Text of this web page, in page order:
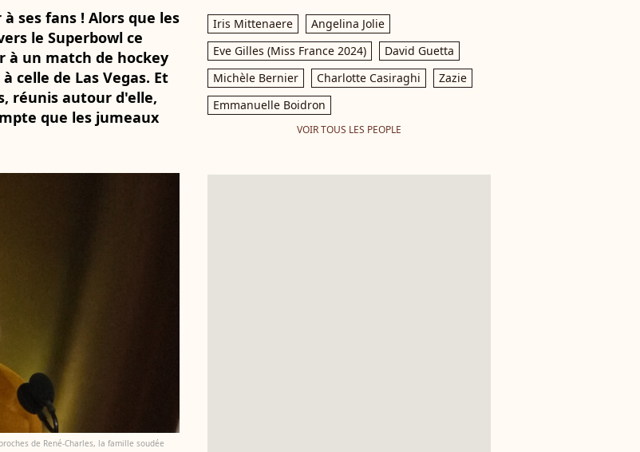
ses fans ! Alors que les
le Superbowl ce
à un match de hockey
celle de Las Vegas. Et
réunis autour d'elle,
que les jumeaux
de René-Charles, la famille soudée
Iris Mittenaere
Angelina Jolie
Eve Gilles (Miss France 2024)
David Guetta
Michèle Bernier
Charlotte Casiraghi
Zazie
Emmanuelle Boidron
VOIR TOUS LES PEOPLE